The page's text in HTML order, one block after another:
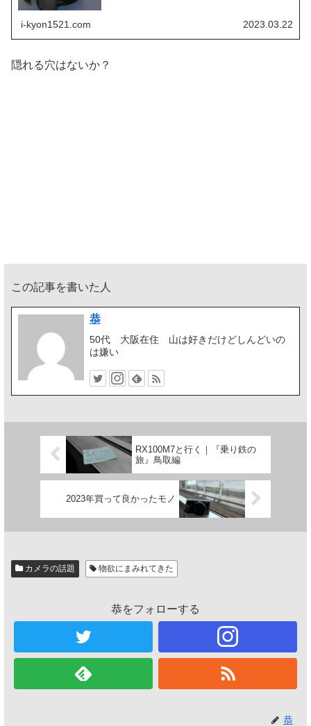
i-kyon1521.com 2023.03.22
隠れる穴はないか？
この記事を書いた人
恭
50代 大阪在住 山は好きだけどしんどいの
は嫌い
RX100M7と行く｜『乗り鉄の
旅』鳥取編
2023年買って良かったモノ
カメラの話題 物欲にまみれてきた
恭をフォローする
恭